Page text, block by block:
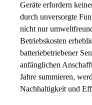
Geräte erfordern
durch unversorgte
nicht nur
Betriebskosten
batteriebetriebener
anfänglichen
Jahre summieren,
Nachhaltigkeit und